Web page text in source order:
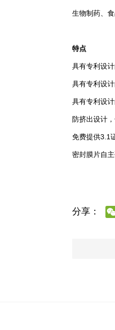
生物制药、
特点
具有专利设
具有专利设
具有专利设
防挤出设计
免费提供3.1
密封膜片自
分享：